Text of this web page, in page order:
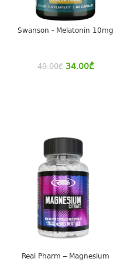
Swanson - Melatonin 10mg
49.00₾ 34.00₾
Real Pharm – Magnesium